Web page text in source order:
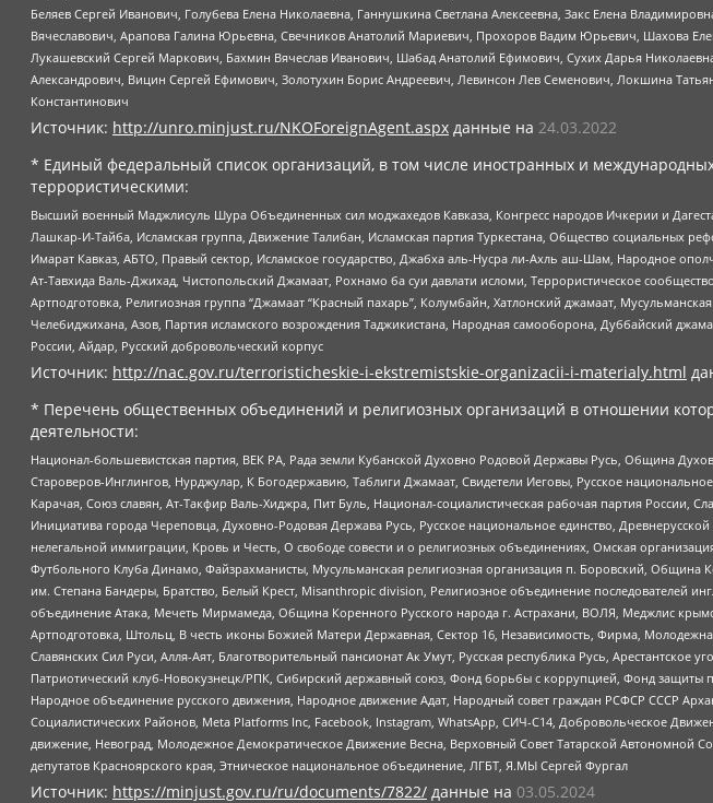
Беляев Сергей Иванович, Голубева Елена Николаевна, Ганнушкина Светлана Алексеевна, Закс Елена
Вячеславович, Арапова Галина Юрьевна, Свечников Анатолий Мариевич, Прохоров Вадим Юрьевич, Шахова
Лукашевский Сергей Маркович, Бахмин Вячеслав Иванович, Шабад Анатолий Ефимович, Сухих Дарья
Александрович, Вицин Сергей Ефимович, Золотухин Борис Андреевич, Левинсон Лев Семенович, Локшина
Константинович
Источник: http://unro.minjust.ru/NKOForeignAgent.aspx данные на 24.03.2022
* Единый федеральный список организаций, в том числе иностранных и
террористическими:
Высший военный Маджлисуль Шура Объединенных сил моджахедов Кавказа, Конгресс народов Ичкерии и
Лашкар-И-Тайба, Исламская группа, Движение Талибан, Исламская партия Туркестана, Общество социальных
Имарат Кавказ, АБТО, Правый сектор, Исламское государство, Джабха аль-Нусра ли-Ахль аш-Шам, Народное
Ат-Тавхида Валь-Джихад, Чистопольский Джамаат, Рохнамо ба суи давлати исломи, Террористическое
Артподготовка, Религиозная группа “Джамаат “Красный пахарь”, Колумбайн, Хатлонский джамаат,
Челебиджихана, Азов, Партия исламского возрождения Таджикистана, Народная самооборона, Дуббайский
России, Айдар, Русский добровольческий корпус
Источник: http://nac.gov.ru/terroristicheskie-i-ekstremistskie-organizacii-i-materialy.html
* Перечень общественных объединений и религиозных организаций в отношении
деятельности:
Национал-большевистская партия, ВЕК РА, Рада земли Кубанской Духовно Родовой Державы Русь, Община
Староверов-Инглингов, Нурджулар, К Богодержавию, Таблиги Джамаат, Свидетели Иеговы, Русское
Карачая, Союз славян, Ат-Такфир Валь-Хиджра, Пит Буль, Национал-социалистическая рабочая партия
Инициатива города Череповца, Духовно-Родовая Держава Русь, Русское национальное единство,
нелегальной иммиграции, Кровь и Честь, О свободе совести и о религиозных объединениях, Омская
Футбольного Клуба Динамо, Файзрахманисты, Мусульманская религиозная организация п. Боровский,
им. Степана Бандеры, Братство, Белый Крест, Misanthropic division, Религиозное объединение последователей
объединение Атака, Мечеть Мирмамеда, Община Коренного Русского народа г. Астрахани, ВОЛЯ, Меджлис
Артподготовка, Штольц, В честь иконы Божией Матери Державная, Сектор 16, Независимость, Фирма,
Славянских Сил Руси, Алля-Аят, Благотворительный пансионат Ак Умут, Русская республика Русь,
Патриотический клуб-Новокузнецк/РПК, Сибирский державный союз, Фонд борьбы с коррупцией, Фонд защиты
Народное объединение русского движения, Народное движение Адат, Народный совет граждан РСФСР СССР
Социалистических Районов, Meta Platforms Inc, Facebook, Instagram, WhatsApp, СИЧ-С14, Добровольческое
движение, Невоград, Молодежное Демократическое Движение Весна, Верховный Совет Татарской Автономной
депутатов Красноярского края, Этническое национальное объединение, ЛГБТ, Я.МЫ Сергей Фургал
Источник: https://minjust.gov.ru/ru/documents/7822/ данные на 03.05.2024